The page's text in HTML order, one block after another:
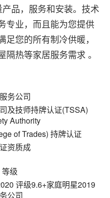
品，服务和安装。技术
专业，而且能为您提供
您的所有制冷供暖，
热等家居服务需求 。
务公司
及技师持牌认证(TSSA)
Authority
of Trades) 持牌认证
资质成
级
评级9.6+家庭明星2019
公司